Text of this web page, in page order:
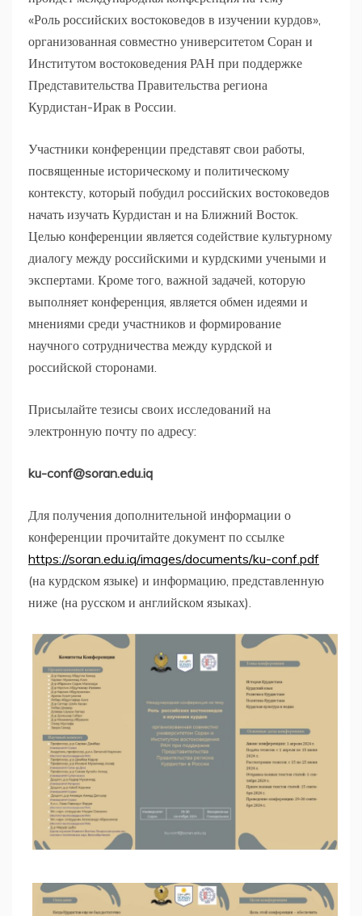
«Роль российских востоковедов в изучении курдов»,
организованная совместно университетом Соран и
Институтом востоковедения РАН при поддержке
Представительства Правительства региона
Курдистан-Ирак в России.
Участники конференции представят свои работы,
посвященные историческому и политическому
контексту, который побудил российских востоковедов
начать изучать Курдистан и на Ближний Восток.
Целью конференции является содействие культурному
диалогу между российскими и курдскими учеными и
экспертами. Кроме того, важной задачей, которую
выполняет конференция, является обмен идеями и
мнениями среди участников и формирование
научного сотрудничества между курдской и
российской сторонами.
Присылайте тезисы своих исследований на
электронную почту по адресу:
ku-conf@soran.edu.iq
Для получения дополнительной информации о
конференции прочитайте документ по ссылке
https://soran.edu.iq/images/documents/ku-conf.pdf
(на курдском языке) и информацию, представленную
ниже (на русском и английском языках).